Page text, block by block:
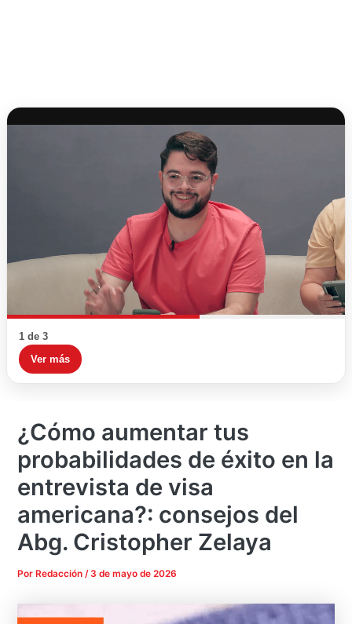
1 de 3
Ver más
¿Cómo aumentar tus
probabilidades de éxito en la
entrevista de visa
americana?: consejos del
Abg. Cristopher Zelaya
Por Redacción/ 3 de mayo de 2026